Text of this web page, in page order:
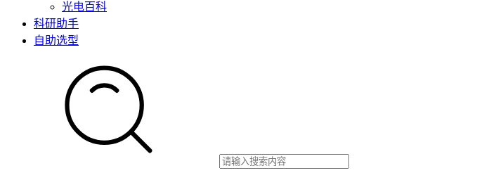
光电百科
科研助手
自助选型